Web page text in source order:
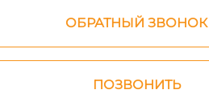
ОБРАТНЫЙ ЗВОНОК
ПОЗВОНИТЬ